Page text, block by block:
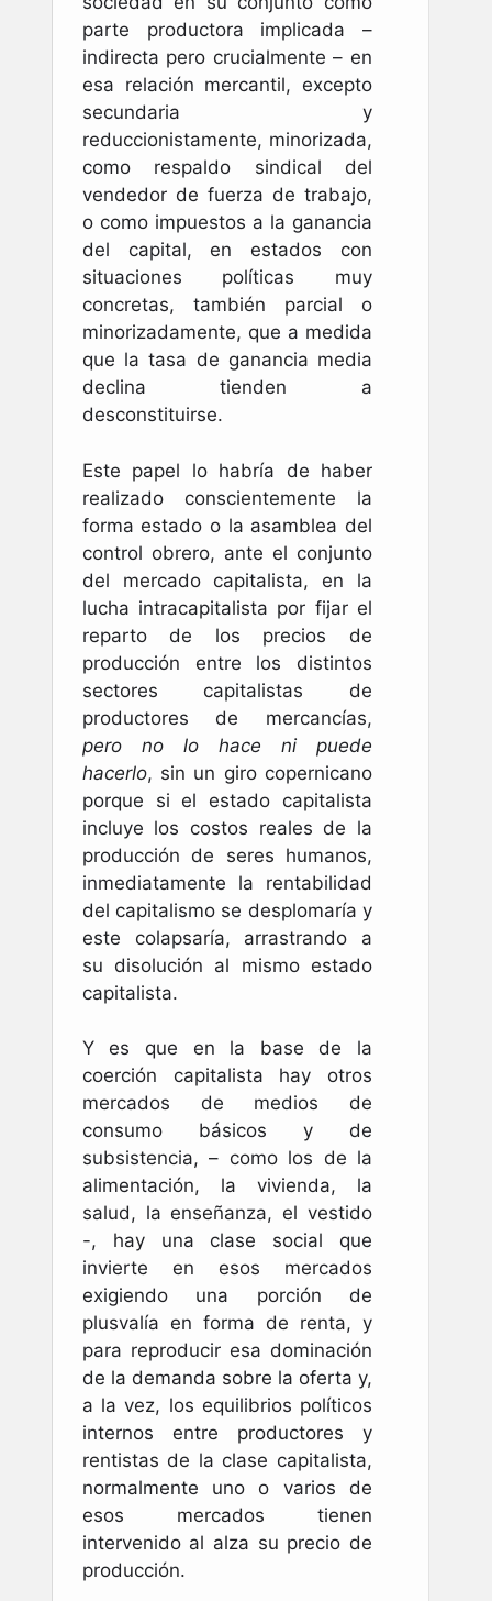
parte productora implicada –
indirecta pero crucialmente – en
esa relación mercantil, excepto
secundaria y
reduccionistamente, minorizada,
como respaldo sindical del
vendedor de fuerza de trabajo,
o como impuestos a la ganancia
del capital, en estados con
situaciones políticas muy
concretas, también parcial o
minorizadamente, que a medida
que la tasa de ganancia media
declina tienden a
desconstituirse.
Este papel lo habría de haber
realizado conscientemente la
forma estado o la asamblea del
control obrero, ante el conjunto
del mercado capitalista, en la
lucha intracapitalista por fijar el
reparto de los precios de
producción entre los distintos
sectores capitalistas de
productores de mercancías,
pero no lo hace ni puede
hacerlo, sin un giro copernicano
porque si el estado capitalista
incluye los costos reales de la
producción de seres humanos,
inmediatamente la rentabilidad
del capitalismo se desplomaría y
este colapsaría, arrastrando a
su disolución al mismo estado
capitalista.
Y es que en la base de la
coerción capitalista hay otros
mercados de medios de
consumo básicos y de
subsistencia, – como los de la
alimentación, la vivienda, la
salud, la enseñanza, el vestido
-, hay una clase social que
invierte en esos mercados
exigiendo una porción de
plusvalía en forma de renta, y
para reproducir esa dominación
de la demanda sobre la oferta y,
a la vez, los equilibrios políticos
internos entre productores y
rentistas de la clase capitalista,
normalmente uno o varios de
esos mercados tienen
intervenido al alza su precio de
producción.